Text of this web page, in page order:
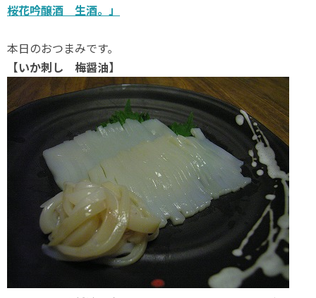
桜花吟醸酒 生酒。」
本日のおつまみです。
【いか刺し 梅醤油】